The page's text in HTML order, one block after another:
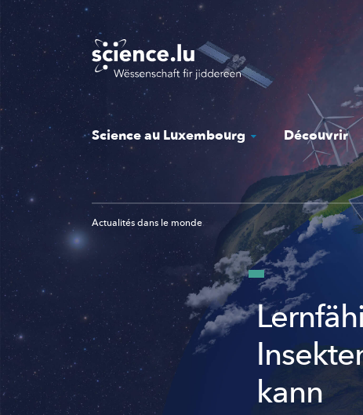
to
main
content
Science au Luxembourg Découvrir
Actualités dans le monde
kann